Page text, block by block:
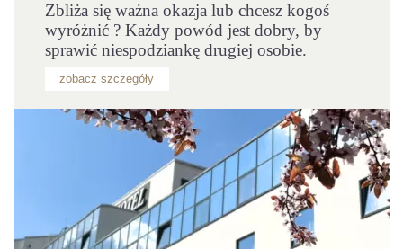
Zbliża się ważna okazja lub chcesz kogoś
wyróżnić ? Każdy powód jest dobry, by
sprawić niespodziankę drugiej osobie.
zobacz szczegóły